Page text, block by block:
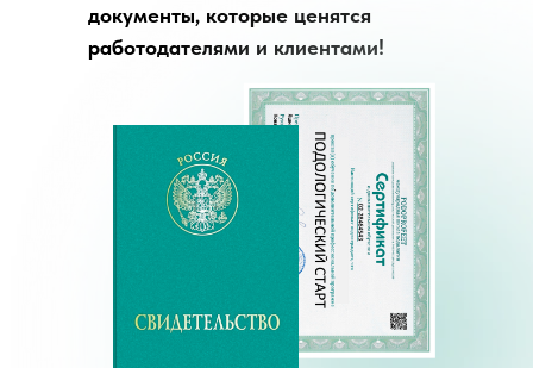
документы, которые ценятся
работодателями и клиентами!